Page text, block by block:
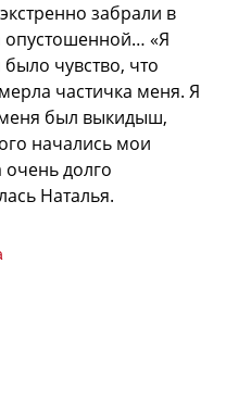
забрали в
опустошенной… «Я
чувство, что
частичка меня. Я
был выкидыш,
начались мои
долго
Наталья.